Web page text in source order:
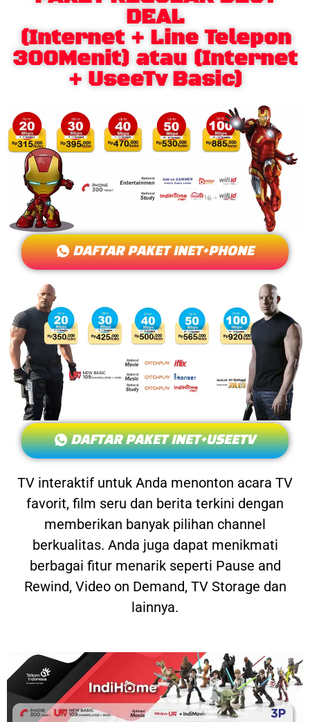
DEAL
(Internet + Line Telepon
300Menit) atau (Internet
+ UseeTv Basic)
DAFTAR PAKET INET+PHONE
DAFTAR PAKET INET+USEETV
TV interaktif untuk Anda menonton acara TV
favorit, film seru dan berita terkini dengan
memberikan banyak pilihan channel
berkualitas. Anda juga dapat menikmati
berbagai fitur menarik seperti Pause and
Rewind, Video on Demand, TV Storage dan
lainnya.